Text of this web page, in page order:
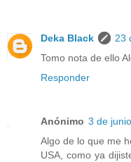
Deka Black
23
Tomo nota de ello
Responder
Anónimo 3 de
Algo de lo que me
USA, como ya